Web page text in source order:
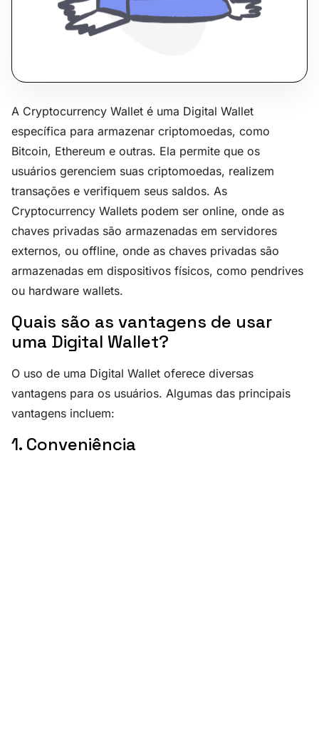
A Cryptocurrency Wallet é uma Digital Wallet
específica para armazenar criptomoedas, como
Bitcoin, Ethereum e outras. Ela permite que os
usuários gerenciem suas criptomoedas, realizem
transações e verifiquem seus saldos. As
Cryptocurrency Wallets podem ser online, onde as
chaves privadas são armazenadas em servidores
externos, ou offline, onde as chaves privadas são
armazenadas em dispositivos físicos, como pendrives
ou hardware wallets.
Quais são as vantagens de usar
uma Digital Wallet?
O uso de uma Digital Wallet oferece diversas
vantagens para os usuários. Algumas das principais
vantagens incluem:
1. Conveniência